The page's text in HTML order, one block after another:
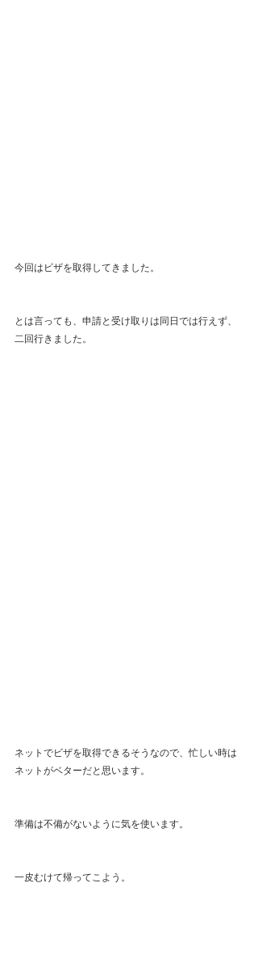
今回はビザを取得してきました。
とは言っても、申請と受け取りは同日では行えず、
二回行きました。
ネットでビザを取得できるそうなので、忙しい時は
ネットがベターだと思います。
準備は不備がないように気を使います。
一皮むけて帰ってこよう。